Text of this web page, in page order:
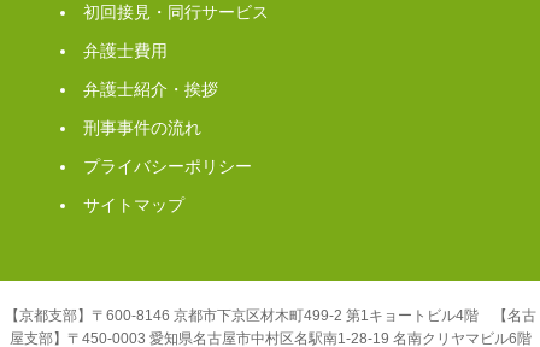
初回接見・同行サービス
弁護士費用
弁護士紹介・挨拶
刑事事件の流れ
プライバシーポリシー
サイトマップ
【京都支部】〒600-8146 京都市下京区材木町499-2 第1キョートビル4階 【名古
屋支部】〒450-0003 愛知県名古屋市中村区名駅南1-28-19 名南クリヤマビル6階